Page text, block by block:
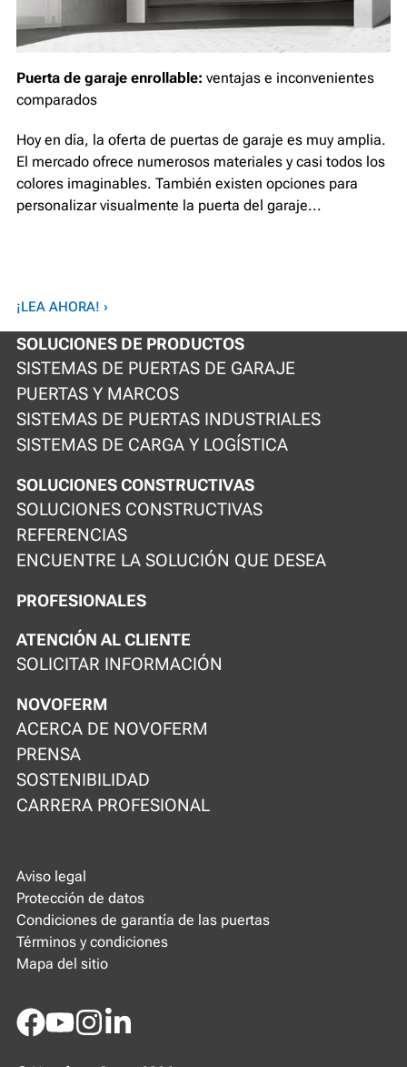
Puerta de garaje enrollable: ventajas e inconvenientes
comparados
Hoy en día, la oferta de puertas de garaje es muy amplia.
El mercado ofrece numerosos materiales y casi todos los
colores imaginables. También existen opciones para
personalizar visualmente la puerta del garaje...
¡LEA AHORA! ›
SOLUCIONES DE PRODUCTOS
SISTEMAS DE PUERTAS DE GARAJE
PUERTAS Y MARCOS
SISTEMAS DE PUERTAS INDUSTRIALES
SISTEMAS DE CARGA Y LOGÍSTICA
SOLUCIONES CONSTRUCTIVAS
SOLUCIONES CONSTRUCTIVAS
REFERENCIAS
ENCUENTRE LA SOLUCIÓN QUE DESEA
PROFESIONALES
ATENCIÓN AL CLIENTE
SOLICITAR INFORMACIÓN
NOVOFERM
ACERCA DE NOVOFERM
PRENSA
SOSTENIBILIDAD
CARRERA PROFESIONAL
Facebook
YoutubeInstagram
Aviso legal
Protección de datos
Condiciones de garantía de las puertas
Términos y condiciones
Mapa del sitio